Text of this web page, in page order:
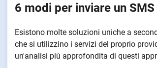
6 modi per inviare un
Esistono molte soluzioni uniche a
che si utilizzino i servizi del proprio
un'analisi più approfondita di questi